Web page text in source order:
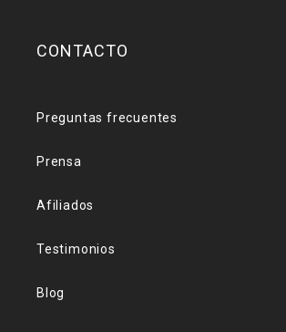
CONTACTO
Preguntas frecuentes
Prensa
Afiliados
Testimonios
Blog